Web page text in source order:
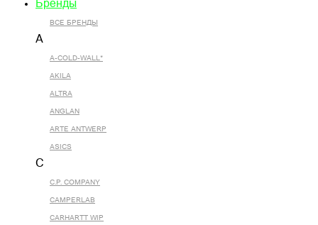
Бренды
ВСЕ БРЕНДЫ
A
A-COLD-WALL*
AKILA
ALTRA
ANGLAN
ARTE ANTWERP
ASICS
C
C.P. COMPANY
CAMPERLAB
CARHARTT WIP